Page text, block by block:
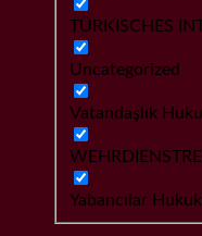
TÜRKISCHES
Uncategorized
Vatandaşlık
Yabancılar